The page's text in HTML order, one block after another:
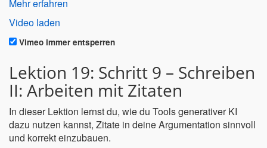
Mehr erfahren
Video laden
Vimeo immer entsperren
Lektion 19: Schritt 9 – Schreiben
II: Arbeiten mit Zitaten
In dieser Lektion lernst du, wie du Tools generativer KI
dazu nutzen kannst, Zitate in deine Argumentation sinnvoll
und korrekt einzubauen.